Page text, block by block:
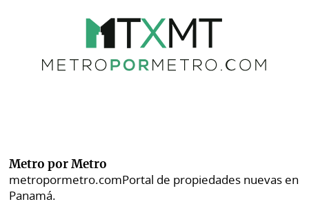
Metro por Metro
metropormetro.comPortal de propiedades nuevas en
Panamá.